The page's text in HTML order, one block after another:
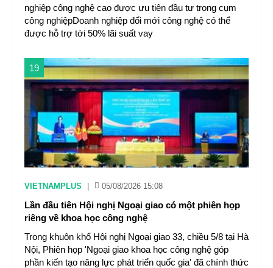
nghiệp công nghệ cao được ưu tiên đầu tư trong cụm
công nghiệpDoanh nghiệp đổi mới công nghệ có thể
được hỗ trợ tới 50% lãi suất vay
19
VIETNAMPLUS 05/08/2026 15:08
Lần đầu tiên Hội nghị Ngoại giao có một phiên họp
riêng về khoa học công nghệ
Trong khuôn khổ Hội nghị Ngoại giao 33, chiều 5/8 tại Hà
Nội, Phiên họp 'Ngoại giao khoa học công nghệ góp
phần kiến tạo năng lực phát triển quốc gia' đã chính thức